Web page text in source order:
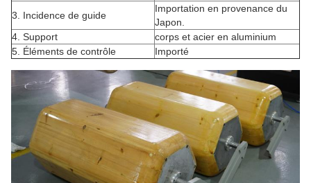
3. Incidence de guide
Importation en provenance du
Japon.
4. Support
corps et acier en aluminium
5. Éléments de contrôle
Importé